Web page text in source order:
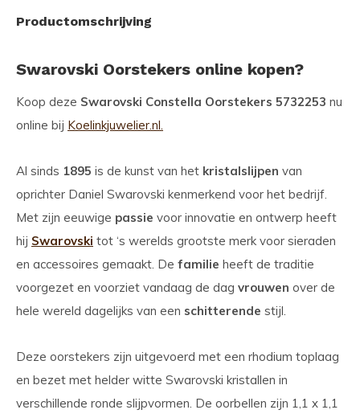
Productomschrijving
Swarovski Oorstekers online kopen?
Koop deze Swarovski Constella Oorstekers 5732253 nu
online bij Koelinkjuwelier.nl.
Al sinds 1895 is de kunst van het kristalslijpen van
oprichter Daniel Swarovski kenmerkend voor het bedrijf.
Met zijn eeuwige passie voor innovatie en ontwerp heeft
hij Swarovski tot ‘s werelds grootste merk voor sieraden
en accessoires gemaakt. De familie heeft de traditie
voorgezet en voorziet vandaag de dag vrouwen over de
hele wereld dagelijks van een schitterende stijl.
Deze oorstekers zijn uitgevoerd met een rhodium toplaag
en bezet met helder witte Swarovski kristallen in
verschillende ronde slijpvormen. De oorbellen zijn 1,1 x 1,1